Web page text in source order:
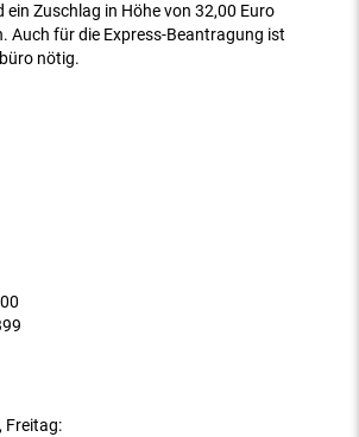
Zuschlag in Höhe von 32,00 Euro
Auch für die Express-Beantragung ist
nötig.
Freitag: